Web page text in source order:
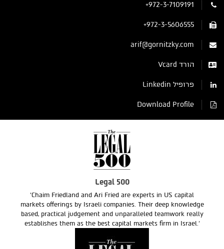
+972-3-7109191
+972-3-5606555
arif@gornitzky.com
הורד Vcard
פרופיל Linkedin
Download Profile
Legal 500
‘Chaim Friedland and Ari Fried are experts in US capital
markets offerings by Israeli companies. Their deep knowledge
based, practical judgement and unparalleled teamwork really
establishes them as the best capital markets firm in Israel.’